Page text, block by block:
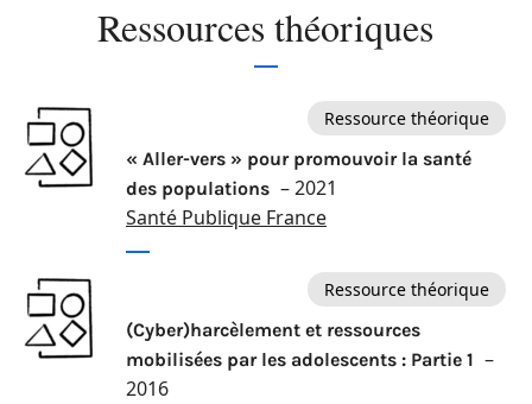
Ressources théoriques
Ressource théorique
« Aller-vers » pour promouvoir la santé
des populations – 2021
Santé Publique France
Ressource théorique
(Cyber)harcèlement et ressources
mobilisées par les adolescents : Partie 1 –
2016